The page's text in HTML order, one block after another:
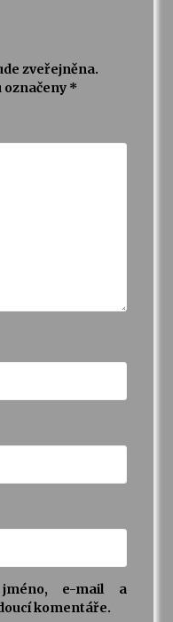
Novenka v Klášteře
svět
zveřejněna.
označeny *
e-mail a
komentáře.